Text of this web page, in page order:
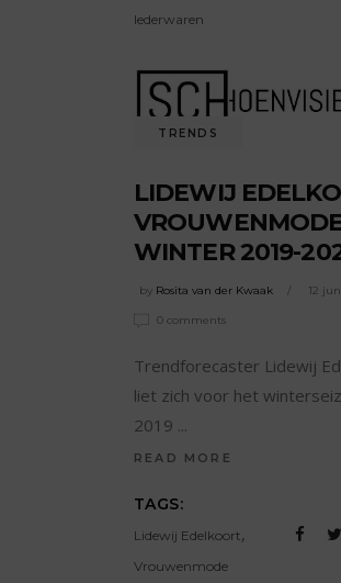
lederwaren
TRENDS
LIDEWIJ
WINTER 2019-
by Rosita van der Kwaak 12
0 comments
Trendforecaster Lidewij
liet zich voor het
2019
READ MORE
TAGS:
Lidewij Edelkoort,
Vrouwenmode